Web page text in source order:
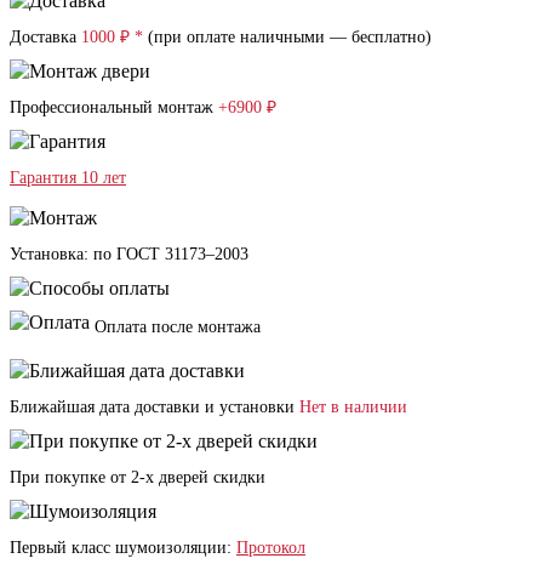
Доставка 1000 ₽ * (при оплате наличными — бесплатно)
Профессиональный монтаж +6900 ₽
Гарантия 10 лет
Установка: по ГОСТ 31173–2003
Оплата после монтажа
Ближайшая дата доставки и установки Нет в наличии
При покупке от 2-х дверей скидки
Первый класс шумоизоляции: Протокол